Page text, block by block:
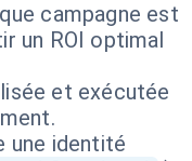
campagne est
un ROI optimal
et exécutée
une identité